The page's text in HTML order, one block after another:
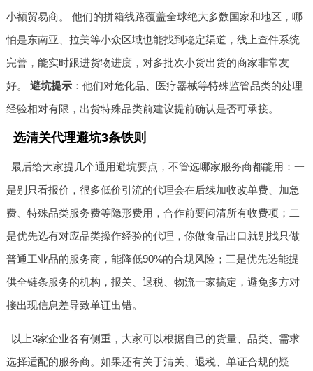
小额贸易商。 他们的拼箱线路覆盖全球绝大多数国家和地区，哪
怕是东南亚、拉美等小众区域也能找到稳定渠道，线上查件系统
完善，能实时跟进货物进度，对多批次小货出货的商家非常友
好。 避坑提示：他们对危化品、医疗器械等特殊监管品类的处理
经验相对有限，出货特殊品类前建议提前确认是否可承接。
选清关代理避坑3条铁则
最后给大家提几个通用避坑要点，不管选哪家服务商都能用：一
是别只看报价，很多低价引流的代理会在后续加收改单费、加急
费、特殊品类服务费等隐形费用，合作前要问清所有收费项；二
是优先选有对应品类操作经验的代理，你做食品出口就别找只做
普通工业品的服务商，能降低90%的合规风险；三是优先选能提
供全链条服务的机构，报关、退税、物流一家搞定，避免多方对
接出现信息差导致单证出错。
以上3家企业各有侧重，大家可以根据自己的货量、品类、需求
选择适配的服务商。如果还有关于清关、退税、单证合规的疑